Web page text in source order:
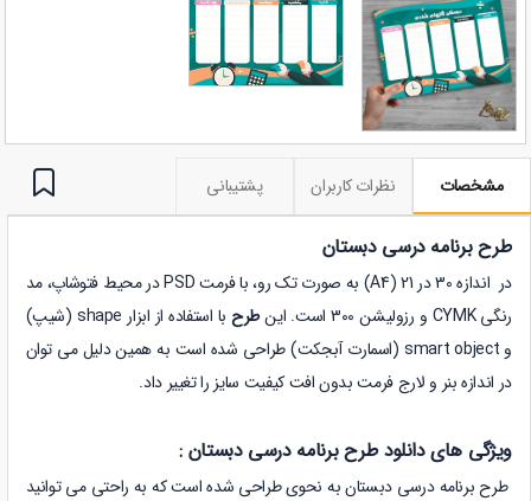
مشخصات نظرات کاربران پشتیبانی
طرح برنامه درسی دبستان
در اندازه30در 21(A4) به صورت تک رو، با فرمتPSDدر محیط فتوشاپ، مد
رنگی CYMK و رزولیشن 300 است. اینطرح
با استفاده از ابزار shape (شیپ)
و smart object (اسمارت آبجکت) طراحی شده است به همین دلیل می توان
در اندازه بنر و لارج فرمت بدون افت کیفیت سایز را تغییر داد.
ویژگی های دانلود طرح برنامه درسی دبستان :
طرح برنامه درسی دبستان به نحوی طراحی شده است که به راحتی می توانید